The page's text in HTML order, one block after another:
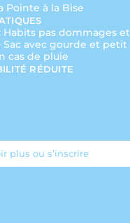
Pointe à la Bise
pas dommages et
avec gourde et petit
cas de pluie
RÉDUITE
plus ou s’inscrire